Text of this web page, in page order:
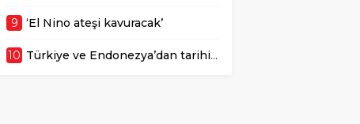
9 ‘El Nino ateşi kavuracak’
10 Türkiye ve Endonezya’dan tarihi film